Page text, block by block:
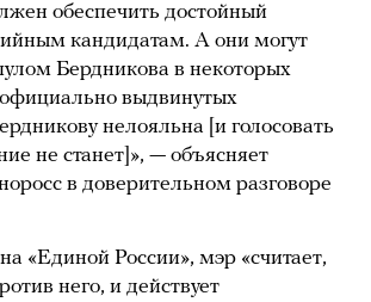
обеспечить достойный
кандидатам. А они могут
Бердникова в некоторых
официально выдвинутых
нелояльна [и голосовать
не станет]», — объясняет
в доверительном разговоре
«Единой России», мэр «считает,
него, и действует